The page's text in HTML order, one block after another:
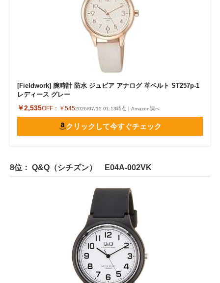
[Fieldwork] 腕時計 防水 ジュビア アナログ 革ベルト ST257p-1
レディース グレー
￥2,535OFF： ￥5452026/07/15 01:13時点｜Amazon調べ
クリックして今すぐチェック
8位： Q&Q（シチズン） E04A-002VK